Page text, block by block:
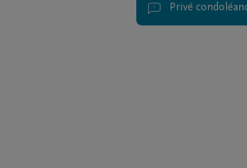
Privé